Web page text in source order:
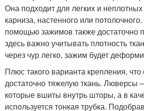
Она подходит для легких и
карниза, настенного или
помощью зажимов также достаточно
здесь важно учитывать плотность
через чур легко, зажим будет
Плюс такого варианта крепления,
достаточно тяжелую ткань. Люверсы
которые вшиты внутрь шторы, а в
используется тонкая трубка.